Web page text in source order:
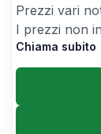
Prezzi vari
I prezzi non
Chiama subito